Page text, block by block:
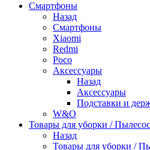
Смартфоны
Назад
Смартфоны
Xiaomi
Redmi
Poco
Аксессуары
Назад
Аксессуары
Подставки и
W&O
Товары для уборки /
Назад
Товары для уборки /